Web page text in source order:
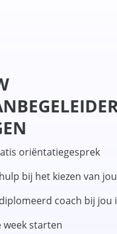
oriëntatiegesprek
bij het kiezen van
coach bij jou
week starten